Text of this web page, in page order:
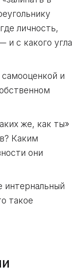
личность,
и с какого угла
и
же, как ты»
Каким
они
интернальный
такое